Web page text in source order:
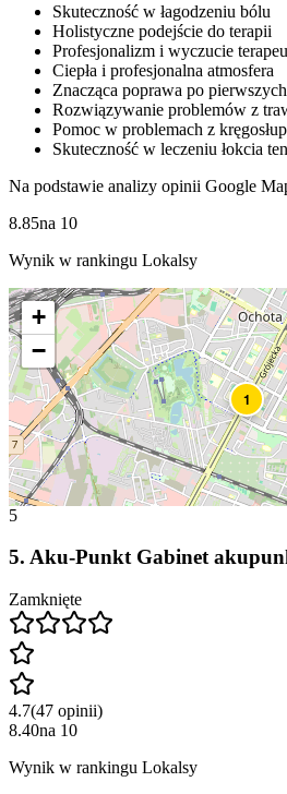
Skuteczność w łagodzeniu bólu
Holistyczne podejście do terapii
Profesjonalizm i wyczucie
Ciepła i profesjonalna atmosfera
Znacząca poprawa po
Rozwiązywanie problemów z
Pomoc w problemach z
Skuteczność w leczeniu łokcia
Na podstawie analizy opinii Google
8.85na 10
Wynik w rankingu Lokalsy
1
+
−
5
5. Aku-Punkt Gabinet
Zamknięte
4.7(47 opinii)
8.40na 10
Wynik w rankingu Lokalsy